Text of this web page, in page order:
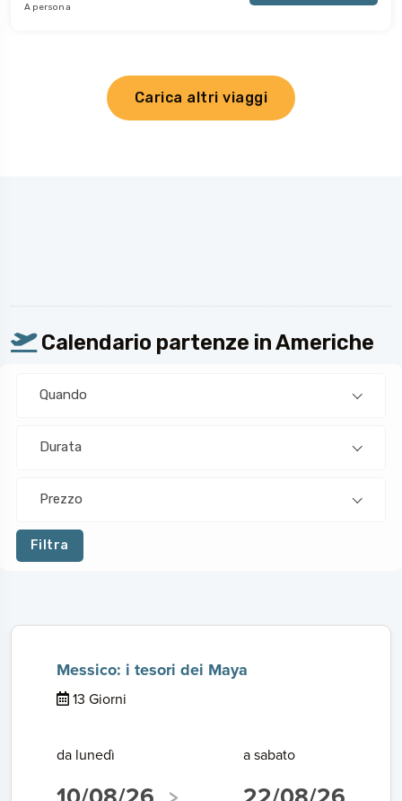
A persona
Carica altri viaggi
Calendario partenze in Americhe
Quando
Durata
Prezzo
Filtra
Messico: i tesori dei Maya
13 Giorni
da lunedì a sabato